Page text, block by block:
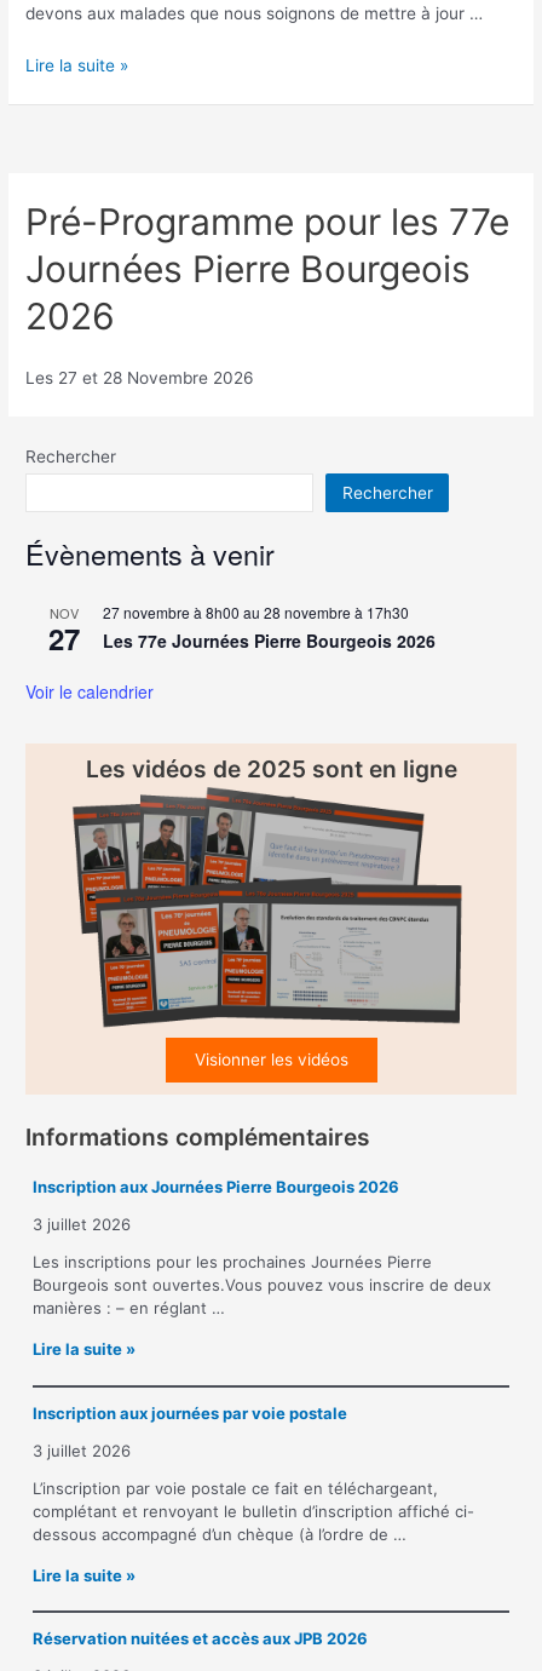
devons aux malades que nous soignons de mettre à jour …
Les
Lire la suite »
Pré-Programme pour les 77e
Journées Pierre Bourgeois
2026
Les 27 et 28 Novembre 2026
Rechercher
Rechercher
Évènements à venir
NOV
27
27 novembre à 8h00 au28 novembre à 17h30
Les 77e Journées Pierre Bourgeois 2026
Voir le calendrier
Les vidéos de 2025 sont en ligne
Visionner les vidéos
Informations complémentaires
Inscription aux Journées Pierre Bourgeois 2026
3 juillet 2026
Les inscriptions pour les prochaines Journées Pierre
Bourgeois sont ouvertes.Vous pouvez vous inscrire de deux
manières : – en réglant …
I
s
c
r
i
p
t
i
n
x
Lire la suite »
Inscription aux journées par voie postale
3 juillet 2026
L’inscription par voie postale ce fait en téléchargeant,
complétant et renvoyant le bulletin d’inscription affiché ci-
dessous accompagné d’un chèque (à l’ordre de …
I
c
r
Lire la suite »
Réservation nuitées et accès aux JPB 2026